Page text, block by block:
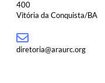
400
Vitória da Conquista/BA
diretoria@araurc.org